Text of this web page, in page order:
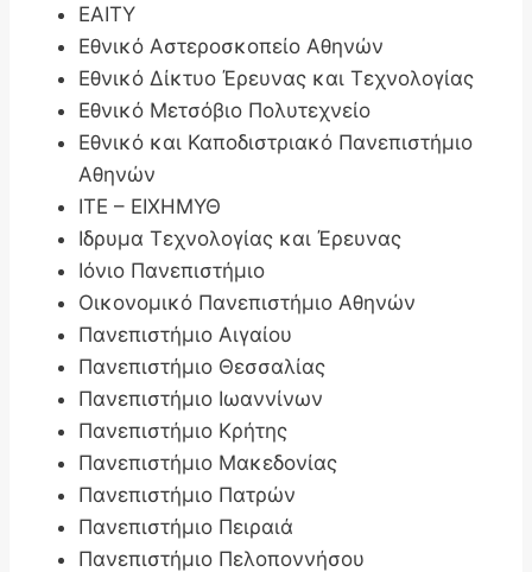
ΕΑΙΤΥ
Εθνικό Αστεροσκοπείο Αθηνών
Εθνικό Δίκτυο Έρευνας και Τεχνολογίας
Εθνικό Μετσόβιο Πολυτεχνείο
Εθνικό και Καποδιστριακό Πανεπιστήμιο
Αθηνών
ΙΤΕ – ΕΙΧΗΜΥΘ
Ιδρυμα Τεχνολογίας και Έρευνας
Ιόνιο Πανεπιστήμιο
Οικονομικό Πανεπιστήμιο Αθηνών
Πανεπιστήμιο Αιγαίου
Πανεπιστήμιο Θεσσαλίας
Πανεπιστήμιο Ιωαννίνων
Πανεπιστήμιο Κρήτης
Πανεπιστήμιο Μακεδονίας
Πανεπιστήμιο Πατρών
Πανεπιστήμιο Πειραιά
Πανεπιστήμιο Πελοποννήσου